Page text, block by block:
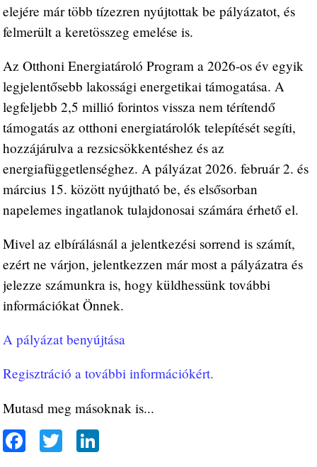
elejére már több tízezren nyújtottak be pályázatot, és
felmerült a keretösszeg emelése is.
Az Otthoni Energiatároló Program a 2026-os év egyik
legjelentősebb lakossági energetikai támogatása. A
legfeljebb 2,5 millió forintos vissza nem térítendő
támogatás az otthoni energiatárolók telepítését segíti,
hozzájárulva a rezsicsökkentéshez és az
energiafüggetlenséghez. A pályázat 2026. február 2. és
március 15. között nyújtható be, és elsősorban
napelemes ingatlanok tulajdonosai számára érhető el.
Mivel az elbírálásnál a jelentkezési sorrend is számít,
ezért ne várjon, jelentkezzen már most a pályázatra és
jelezze számunkra is, hogy küldhessünk további
információkat Önnek.
A pályázat benyújtása
Regisztráció a további információkért.
Mutasd meg másoknak is...
Fa T